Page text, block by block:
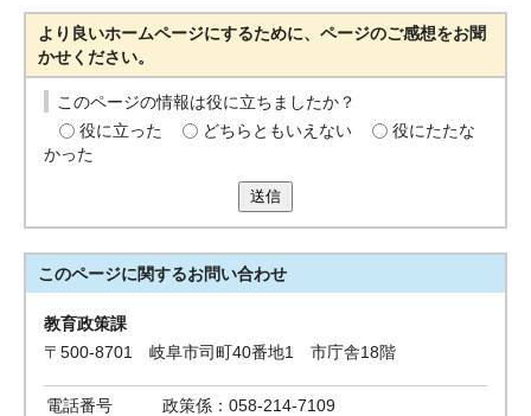
より良いホームページにするために、ページのご感想をお聞
かせください。
このページの情報は役に立ちましたか？
役に立った
どちらともいえない
役にたたな
かった
送信
このページに関するお問い合わせ
教育政策課
〒500-8701 岐阜市司町40番地1 市庁舎18階
電話番号
政策係：058-214-7109